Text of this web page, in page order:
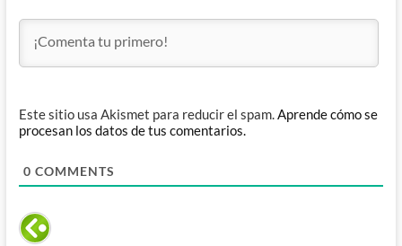
Este sitio usa Akismet para reducir el spam.Aprende cómo se
procesan los datos de tus comentarios.
0 COMMENTS